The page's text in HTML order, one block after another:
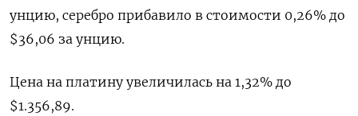
унцию, серебро прибавило в стоимости 0,26% до
$36,06​ за унцию.
Цена на платину увеличилась на 1,32% до
$1.356,89.